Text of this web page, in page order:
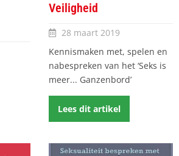
Veiligheid
28 maart 2019
Kennismaken met, spelen en
nabespreken van het ‘Seks is
meer... Ganzenbord’
Lees dit artikel